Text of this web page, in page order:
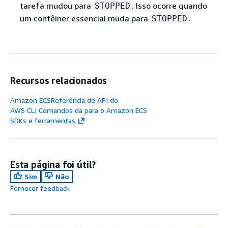
tarefa mudou para STOPPED . Isso ocorre quando
um contêiner essencial muda para STOPPED .
Recursos relacionados
Amazon ECSReferência de API do
AWS CLI Comandos da para o Amazon ECS
SDKs e ferramentas
Esta página foi útil?
Sim
Não
Fornecer feedback